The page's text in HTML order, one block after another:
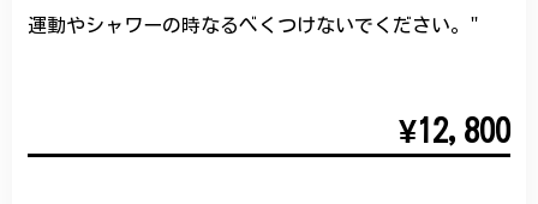
運動やシャワーの時なるべくつけないでください。"
¥12,800